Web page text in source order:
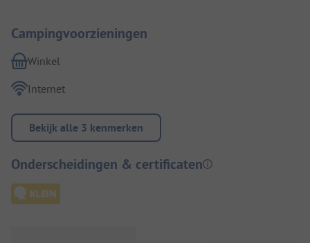
Campingvoorzieningen
Winkel
Internet
Bekijk alle 3 kenmerken
Onderscheidingen & certificaten